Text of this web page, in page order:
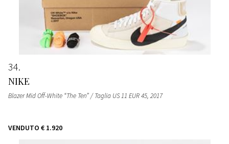
34
NIKE
Blazer Mid Off-White “The Ten” / Taglia US 11 EUR 45, 2017
VENDUTO € 1.920